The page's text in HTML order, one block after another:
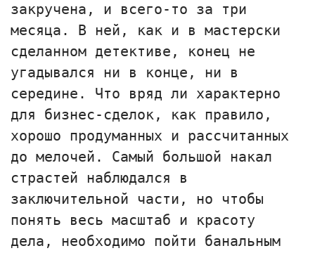
закручена, и всего-то за три
месяца. В ней, как и в мастерски
сделанном детективе, конец не
угадывался ни в конце, ни в
середине. Что вряд ли характерно
для бизнес-сделок, как правило,
хорошо продуманных и рассчитанных
до мелочей. Самый большой накал
страстей наблюдался в
заключительной части, но чтобы
понять весь масштаб и красоту
дела, необходимо пойти банальным